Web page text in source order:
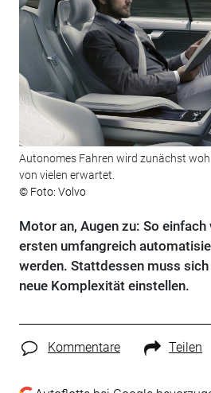
Autonomes Fahren wird zunächst
von vielen erwartet.
© Foto: Volvo
Motor an, Augen zu: So
ersten umfangreich
werden. Stattdessen muss sich
neue Komplexität einstellen.
Kommentare Teilen